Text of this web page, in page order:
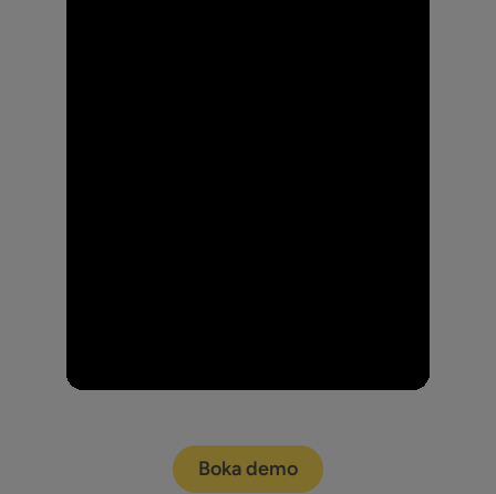
Boka demo